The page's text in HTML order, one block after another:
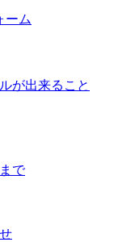
が出来ること
で